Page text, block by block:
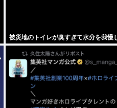
被災地のトイレが臭すぎて水分を我慢